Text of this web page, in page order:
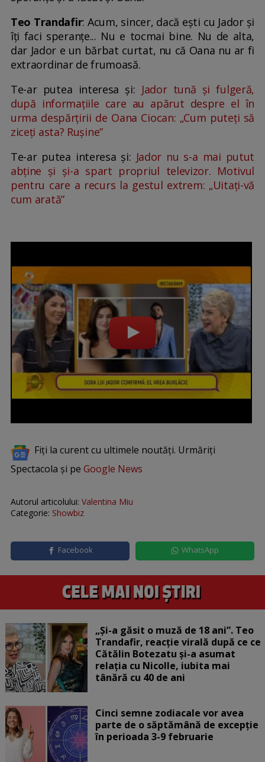
Teo Trandafir: Acum, sincer, dacă ești cu Jador și
îți faci speranțe... Nu e tocmai bine. Nu de alta,
dar Jador e un bărbat curtat, nu că Oana nu ar fi
extraordinar de frumoasă.
Te-ar putea interesa și: Jador tună și fulgeră,
după informațiile care au apărut despre el în
urma despărțirii de Oana Ciocan: „Cum puteți să
ziceți asta? Rușine”
Te-ar putea interesa și: Jador nu s-a mai putut
abține și și-a spart propriul televizor. Motivul
pentru care a recurs la gestul extrem: „Uitați-vă
cum arată”
Fiți la curent cu ultimele noutăți. Urmăriți
Spectacola și pe Google News
Autorul articolului: Valentina Miu
Categorie: Showbiz
Facebook WhatsApp
„Și-a găsit o muză de 18 ani”. Teo
Trandafir, reacție virală după ce ce
Cătălin Botezatu și-a asumat
relația cu Nicolle, iubita mai
tânără cu 40 de ani
Cinci semne zodiacale vor avea
parte de o săptămână de excepție
în perioada 3-9 februarie